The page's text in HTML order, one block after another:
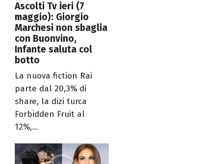
Ascolti Tv ieri (7
maggio): Giorgio
Marchesi non sbaglia
con Buonvino,
Infante saluta col
botto
La nuova fiction Rai
parte dal 20,3% di
share, la dizi turca
Forbidden Fruit al
12%,...